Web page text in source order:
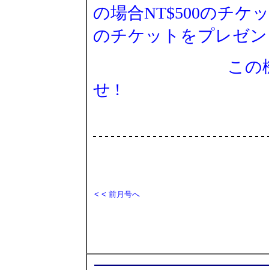
の場合NT$500のチケ
のチケットをプレゼ
この機会に是
せ !
< < 前月号へ